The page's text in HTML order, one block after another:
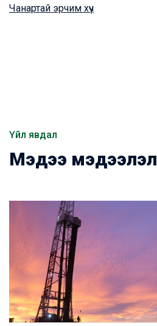
Чанартай эрчим хүч
Үйл явдал
Мэдээ мэдээлэл